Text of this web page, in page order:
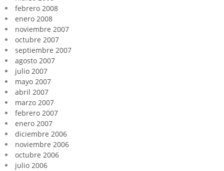
febrero 2008
enero 2008
noviembre 2007
octubre 2007
septiembre 2007
agosto 2007
julio 2007
mayo 2007
abril 2007
marzo 2007
febrero 2007
enero 2007
diciembre 2006
noviembre 2006
octubre 2006
julio 2006